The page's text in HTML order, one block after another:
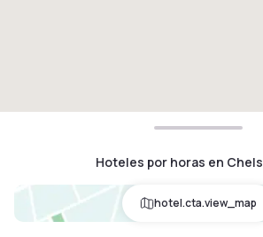
Hoteles por horas en
hotel.cta.view_map